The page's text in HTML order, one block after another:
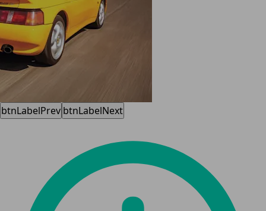
btnLabelPrev btnLabelNext